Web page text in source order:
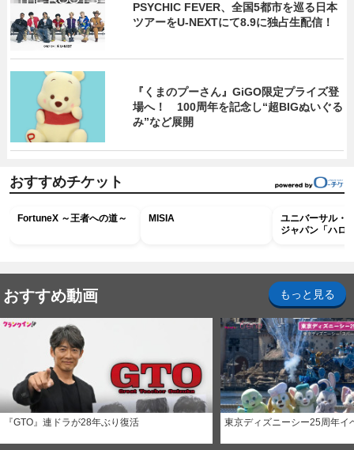
PSYCHIC FEVER、全国5都市を巡る日本
ツアーをU‐NEXTにて8.9に独占生配信！
『くまのプーさん』GiGO限定プライズ登
場へ！ 100周年を記念し“超BIGぬいぐる
み”など展開
おすすめチケット
FortuneX ～王者への道～ MISIA
ユニバーサル・
ジャパン「ハロ
おすすめ動画 もっと見る
『GTO』連ドラが28年ぶり復活 東京ディズニーシー25周年イ